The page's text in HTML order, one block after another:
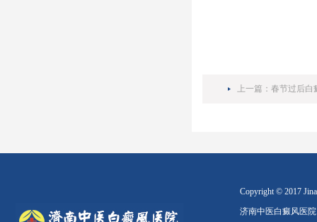
上一篇：春节过后白
Copyright © 2017
济南中医白癜风医